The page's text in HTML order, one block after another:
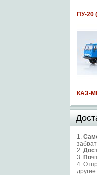
ПУ-20
КАЗ-
1.
2.
3.
4.